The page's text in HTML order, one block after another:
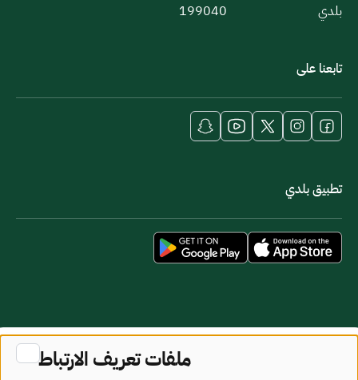
بلدي
199040
تابعنا على
تطبيق بلدي
خريطة الموقعشروط الاستخدام
ملفات تعريف الارتباط